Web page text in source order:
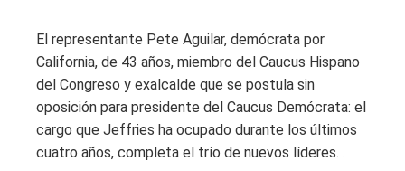
El representante Pete Aguilar, demócrata por
California, de 43 años, miembro del Caucus Hispano
del Congreso y exalcalde que se postula sin
oposición para presidente del Caucus Demócrata: el
cargo que Jeffries ha ocupado durante los últimos
cuatro años, completa el trío de nuevos líderes. .